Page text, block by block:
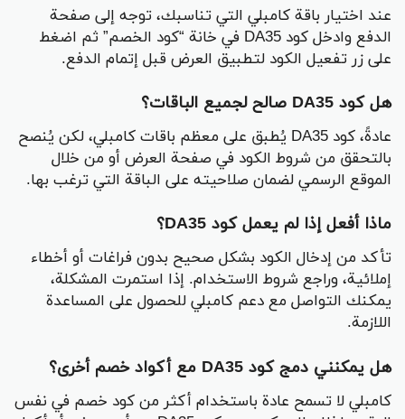
عند اختيار باقة كامبلي التي تناسبك، توجه إلى صفحة
الدفع وادخل كود DA35 في خانة “كود الخصم” ثم اضغط
على زر تفعيل الكود لتطبيق العرض قبل إتمام الدفع.
هل كود DA35 صالح لجميع الباقات؟
عادةً، كود DA35 يُطبق على معظم باقات كامبلي، لكن يُنصح
بالتحقق من شروط الكود في صفحة العرض أو من خلال
الموقع الرسمي لضمان صلاحيته على الباقة التي ترغب بها.
ماذا أفعل إذا لم يعمل كود DA35؟
تأكد من إدخال الكود بشكل صحيح بدون فراغات أو أخطاء
إملائية، وراجع شروط الاستخدام. إذا استمرت المشكلة،
يمكنك التواصل مع دعم كامبلي للحصول على المساعدة
اللازمة.
هل يمكنني دمج كود DA35 مع أكواد خصم أخرى؟
كامبلي لا تسمح عادة باستخدام أكثر من كود خصم في نفس